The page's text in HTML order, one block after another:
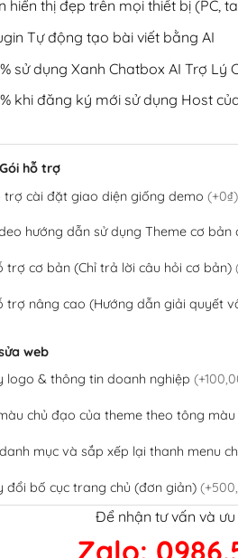
hiển thị đẹp trên mọi thiết bị (PC,
Tự động tạo bài viết bằng AI
sử dụng Xanh Chatbox AI Trợ Lý
khi đăng ký mới sử dụng Host
hỗ trợ
trợ cài đặt giao diện giống demo (+0₫)
hướng dẫn sử dụng Theme cơ
trợ cơ bản (Chỉ trả lời câu hỏi cơ bản)
trợ nâng cao (Hướng dẫn giải quyết
web
logo & thông tin doanh nghiệp
chủ đạo của theme theo tông
mục và sắp xếp lại thanh menu
đổi bố cục trang chủ (đơn giản)
hợp thanh toán QR Code ngân hàng
Để nhận tư vấn và
Zalo: